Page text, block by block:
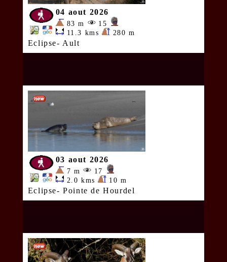
04 aout 2026
83 m
15
11.3 kms
280 m
Eclipse- Ault
03 aout 2026
7 m
17
2.0 kms
10 m
Eclipse- Pointe de Hourdel